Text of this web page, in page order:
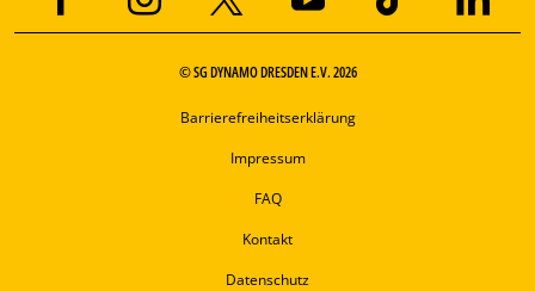
© SG DYNAMO DRESDEN E.V. 2026
Barrierefreiheitserklärung
Impressum
FAQ
Kontakt
Datenschutz